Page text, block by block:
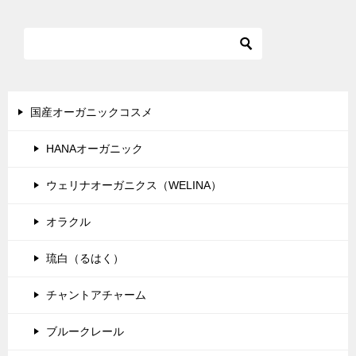
シ
国産オーガニックコスメ
HANAオーガニック
ウェリナオーガニクス（WELINA）
オラクル
琉白（るはく）
チャントアチャーム
ブルークレール